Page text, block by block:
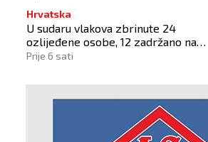
Hrvatska
U sudaru vlakova zbrinute 24
ozlijeđene osobe, 12 zadržano na
liječenju
Prije 6 sati